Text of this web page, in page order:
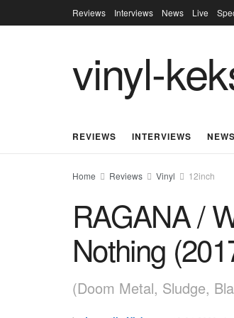
Reviews Interviews News Live
vinyl-
REVIEWS INTERVIEWS NEWS
Home Reviews Vinyl 12inch
RAGANA /
Nothing
(Doom Metal, Sludge,